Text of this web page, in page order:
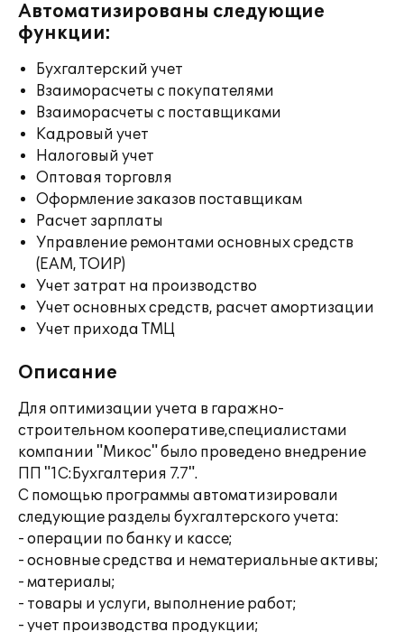
Автоматизированы следующие
функции:
Бухгалтерский учет
Взаиморасчеты с покупателями
Взаиморасчеты с поставщиками
Кадровый учет
Налоговый учет
Оптовая торговля
Оформление заказов поставщикам
Расчет зарплаты
Управление ремонтами основных средств
(EAM, ТОИР)
Учет затрат на производство
Учет основных средств, расчет амортизации
Учет прихода ТМЦ
Описание
Для оптимизации учета в гаражно-
строительном кооперативе,специалистами
компании "Микос" было проведено внедрение
ПП "1С:Бухгалтерия 7.7".
С помощью программы автоматизировали
следующие разделы бухгалтерского учета:
- операции по банку и кассе;
- основные средства и нематериальные активы;
- материалы;
- товары и услуги, выполнение работ;
- учет производства продукции;